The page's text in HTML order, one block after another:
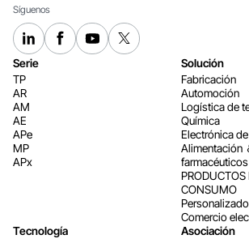
Síguenos
Serie
TP
AR
AM
AE
APe
MP
APx
Solución
Fabricación
Automoción
Logística de
Química
Electrónica
Alimentación
farmacéuticos
PRODUCTOS
CONSUMO
Personalizado
Comercio
Tecnología
Asociación